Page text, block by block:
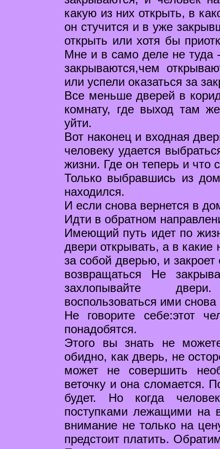
какую из них открыть, в
он стучится и в уже
открыть или хотя бы
Мне и в само деле не туда
закрываются,чем
или успели оказаться за
Все меньше дверей в
комнату, где выход там
уйти.
Вот наконец и входная
человеку удается
жизни. Где он теперь и что
Только выбравшись из
находился.
И если снова вернется в
Идти в обратном
Имеющий путь идет по
двери открывать, а в какие
за собой дверью, и
возвращаться Не
захлопывайте
воспользоваться ими
Не говорите себе:этот
понадобятся.
Этого вы знать не
обидно, как дверь, не
может не совершить
веточку и она сломается.
будет. Но когда
поступками лежащими на
внимание не только на
предстоит платить.